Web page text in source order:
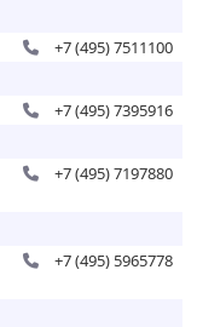
+7 (495) 7511100
+7 (495) 7395916
+7 (495) 7197880
+7 (495) 5965778